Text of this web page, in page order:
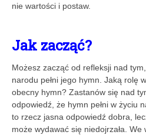
nie wartości i postaw.
Jak zacząć?
Możesz zacząć od refleksji nad
narodu pełni jego hymn. Jaką rolę
obecny hymn? Zastanów się nad
odpowiedź, że hymn pełni w życiu
to rzecz jasna odpowiedź dobra,
może wydawać się niedojrzała.